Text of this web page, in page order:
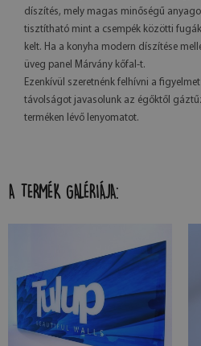
díszítés, mely magas minőségű
tisztítható mint a csempék közötti
kelt. Ha a konyha modern díszítése
üveg panel Márvány kőfal-t.
Ezenkívül szeretnénk felhívni a
távolságot javasolunk az égőktől
terméken lévő lenyomatot.
A TERMÉK GALÉRIÁJA: